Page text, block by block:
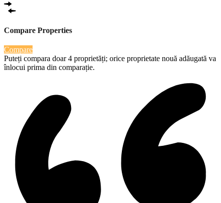
Compare Properties
Compare
Puteți compara doar 4 proprietăți; orice proprietate nouă adăugată va
înlocui prima din comparație.